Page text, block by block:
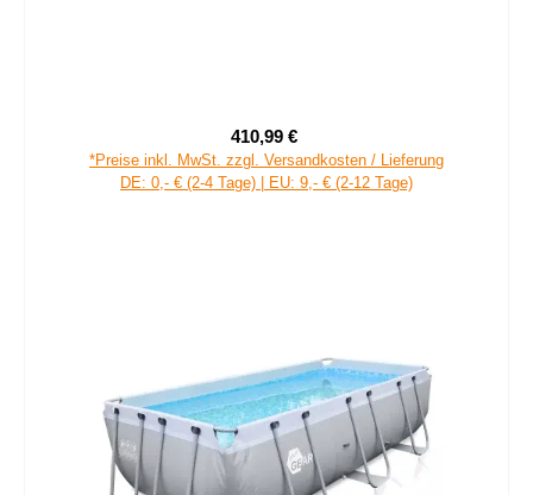
Verkaufspreis:
410,99 €
*Preise inkl. MwSt. zzgl. Versandkosten / Lieferung
DE: 0,- € (2-4 Tage) | EU: 9,- € (2-12 Tage)